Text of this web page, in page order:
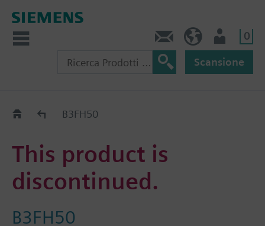
0
Scansione
Old2NewB3FH50
This product is
discontinued.
B3FH50